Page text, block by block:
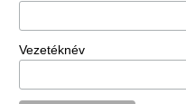
Vezetéknév